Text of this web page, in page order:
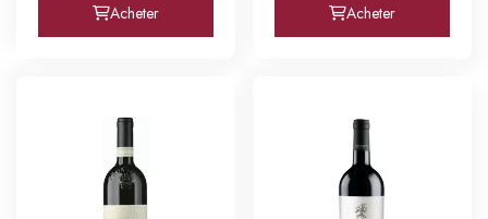
Acheter Acheter